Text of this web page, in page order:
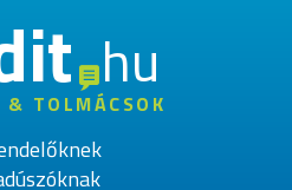
hu
TOLMÁCSOK